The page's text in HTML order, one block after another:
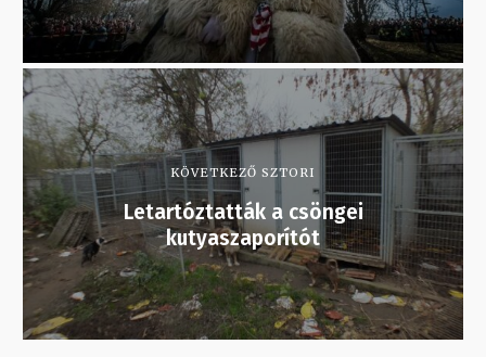
KÖVETKEZŐ SZTORI
Letartóztatták a csöngei
kutyaszaporítót